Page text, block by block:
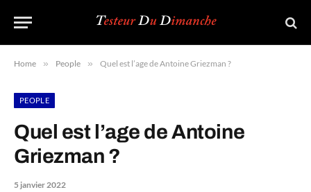
Home » People » Quel est l’age de Antoine Griezman ?
PEOPLE
Quel est l’age de Antoine
Griezman ?
5 janvier 2022